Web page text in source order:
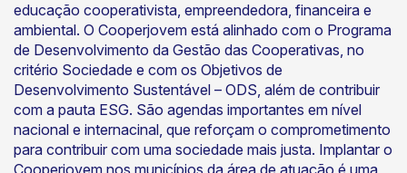
educação cooperativista, empreendedora, financeira e
ambiental. O Cooperjovem está alinhado com o Programa
de Desenvolvimento da Gestão das Cooperativas, no
critério Sociedade e com os Objetivos de
Desenvolvimento Sustentável – ODS, além de contribuir
com a pauta ESG. São agendas importantes em nível
nacional e internacinal, que reforçam o comprometimento
para contribuir com uma sociedade mais justa. Implantar o
Cooperjovem nos municípios da área de atuação é uma